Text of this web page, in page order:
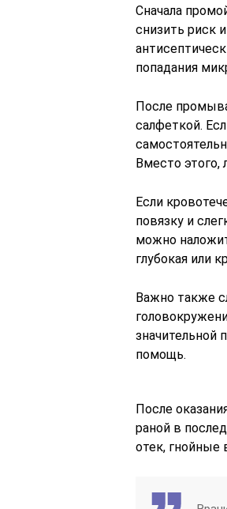
Сначала
снизить риск
попадания
После
салфеткой.
Вместо
Если
повязку и
можно
глубокая или
Важно также
значительной
помощь.
После
раной в
отек, гнойные